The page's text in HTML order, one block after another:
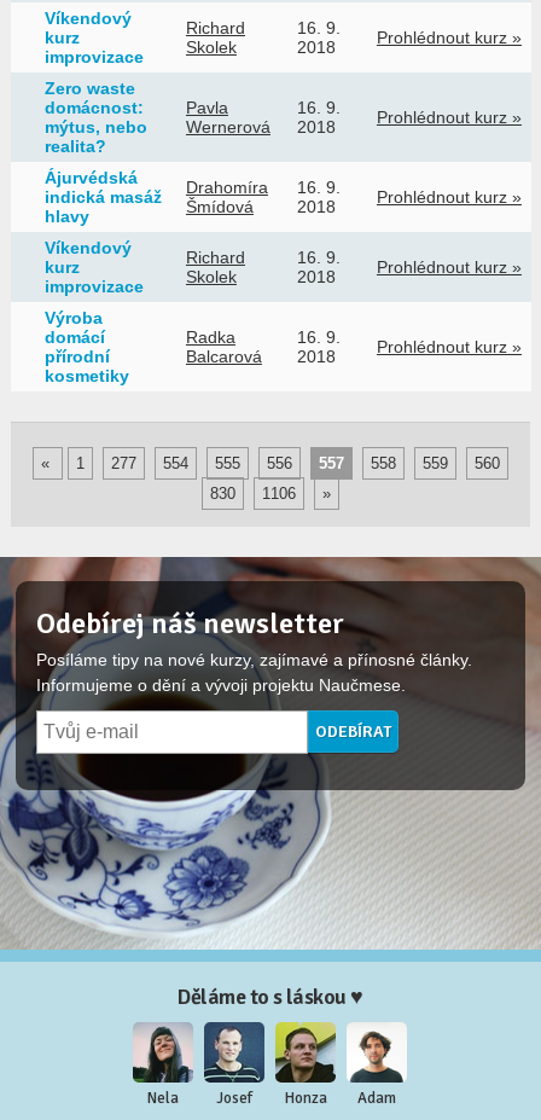
Víkendový
kurz
improvizace
Richard
Skolek
16. 9.
2018
Prohlédnout kurz »
Zero waste
domácnost:
mýtus, nebo
realita?
Pavla
Wernerová
16. 9.
2018
Prohlédnout kurz »
Ájurvédská
indická masáž
hlavy
Drahomíra
Šmídová
16. 9.
2018
Prohlédnout kurz »
Víkendový
kurz
improvizace
Richard
Skolek
16. 9.
2018
Prohlédnout kurz »
Výroba
domácí
přírodní
kosmetiky
Radka
Balcarová
16. 9.
2018
Prohlédnout kurz »
« 1 277 554 555 556 557 558 559
560
830
1106 »
Odebírej náš newsletter
Posíláme tipy na nové kurzy, zajímavé a přínosné články.
Informujeme o dění a vývoji projektu Naučmese.
Děláme to s láskou ♥
Nela Josef Honza Adam